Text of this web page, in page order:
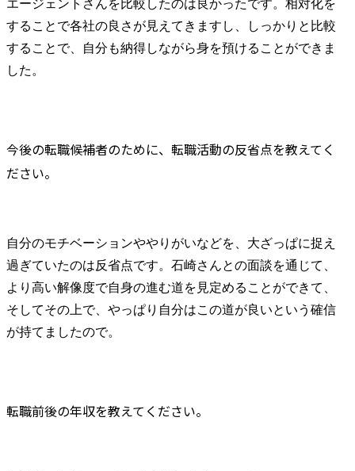
エージェントさんを比較したのは良かったです。相対化を
することで各社の良さが見えてきますし、しっかりと比較
することで、自分も納得しながら身を預けることができま
した。
今後の転職候補者のために、転職活動の反省点を教えてく
ださい。
自分のモチベーションややりがいなどを、大ざっぱに捉え
過ぎていたのは反省点です。石崎さんとの面談を通じて、
より高い解像度で自身の進む道を見定めることができて、
そしてその上で、やっぱり自分はこの道が良いという確信
が持てましたので。
転職前後の年収を教えてください。